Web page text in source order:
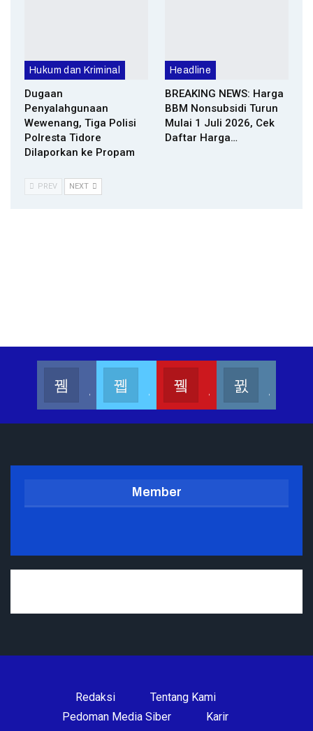
Hukum dan Kriminal
Dugaan
Penyalahgunaan
Wewenang, Tiga Polisi
Polresta Tidore
Dilaporkan ke Propam
Headline
BREAKING NEWS: Harga
BBM Nonsubsidi Turun
Mulai 1 Juli 2026, Cek
Daftar Harga…
PREV NEXT
Member
Redaksi
Tentang Kami
Pedoman Media Siber
Karir